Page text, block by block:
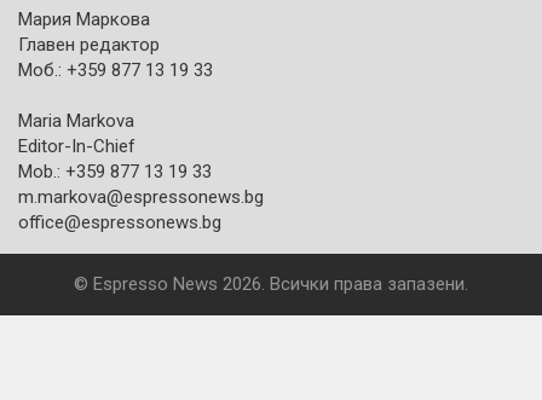
Мария Маркова
Главен редактор
Моб.: +359 877 13 19 33
Maria Markova
Editor-In-Chief
Mob.: +359 877 13 19 33
m.markova@espressonews.bg
office@espressonews.bg
© Espresso News 2026. Всички права запазени.